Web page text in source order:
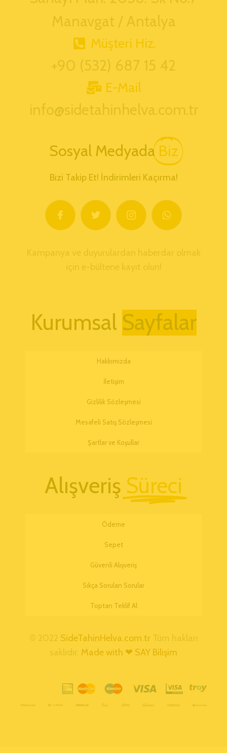
Manavgat / Antalya
Müşteri Hiz.
+90 (532) 687 15 42
E-Mail
info@sidetahinhelva.com.tr
Sosyal Medyada Biz
Bizi Takip Et! İndirimleri Kaçırma!
Kampanya ve duyurulardan haberdar olmak
için e-bültene kayıt olun!
Kurumsal
Hakkımızda
İletişim
Gizlilik Sözleşmesi
Mesafeli Satış Sözleşmesi
Şartlar ve Koşullar
Alışveriş Süreci
Ödeme
Sepet
Güvenli Alışveriş
Sıkça Sorulan Sorular
Toptan Teklif Al
© 2022 SideTahinHelva.com.tr Tüm hakları
saklıdır. Made with ❤ SAY Bilişim